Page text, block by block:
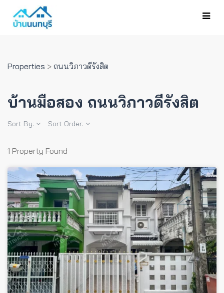
Properties > ถนนวิภาวดีรังสิต
บ้านมือสอง ถนนวิภาวดีรังสิต
Sort By: Sort Order:
1 Property Found